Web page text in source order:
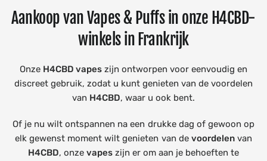
Aankoop van Vapes & Puffs in onze H4CBD-
winkels in Frankrijk
Onze H4CBD vapeszijn ontworpen voor eenvoudig en
discreet gebruik, zodat u kunt genieten van de voordelen
van H4CBD, waar u ook bent.
Of je nu wilt ontspannen na een drukke dag of gewoon op
elk gewenst moment wilt genieten van de voordelenvan
H4CBD, onze vapeszijn er om aan je behoeften te